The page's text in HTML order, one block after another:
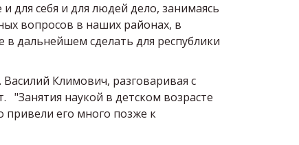
для себя и для людей дело, занимаясь
вопросов в наших районах, в
дальнейшем сделать для республики
Климович, разговаривая с
"Занятия наукой в детском возрасте
его много позже к